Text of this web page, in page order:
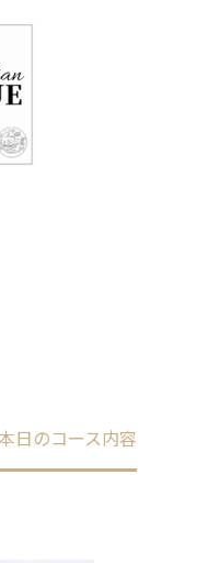
日のコース内容